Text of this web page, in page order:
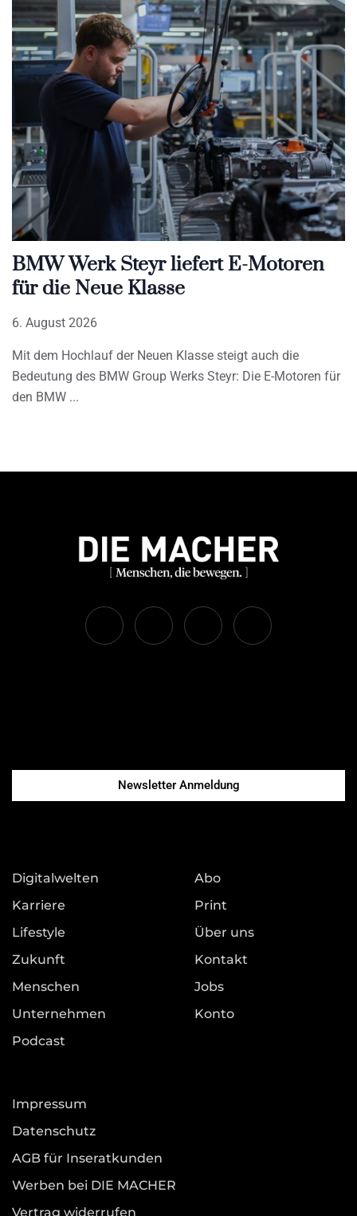
BMW Werk Steyr liefert E-Motoren
für die Neue Klasse
6. August 2026
Mit dem Hochlauf der Neuen Klasse steigt auch die
Bedeutung des BMW Group Werks Steyr: Die E-Motoren für
den BMW
Newsletter Anmeldung
Digitalwelten
Karriere
Lifestyle
Zukunft
Menschen
Unternehmen
Podcast
Abo
Print
Über uns
Kontakt
Jobs
Konto
Impressum
Datenschutz
AGB für Inseratkunden
Werben bei DIE MACHER
Vertrag widerrufen